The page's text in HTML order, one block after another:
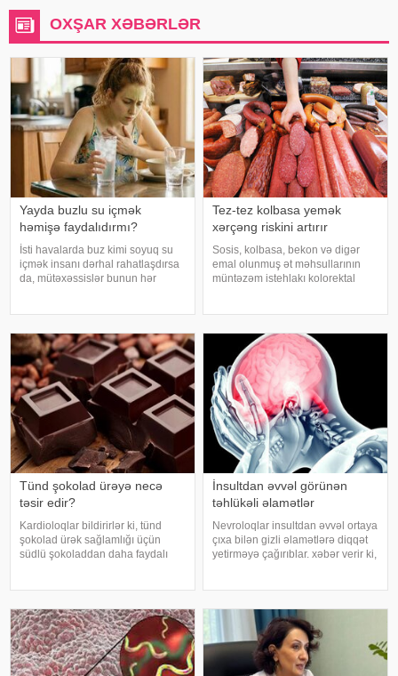
OXŞAR XƏBƏRLƏR
Yayda buzlu su içmək
həmişə faydalıdırmı?
İsti havalarda buz kimi soyuq su
içmək insanı dərhal rahatlaşdırsa
da, mütəxəssislər bunun hər
insanın kifayət qədə
Tez-tez kolbasa yemək
xərçəng riskini artırır
Sosis, kolbasa, bekon və digər
emal olunmuş ət məhsullarının
müntəzəm istehlakı kolorektal
Nazirliyinin Milli Kliniki
Endokrinologiy
Tünd şokolad ürəyə necə
təsir edir?
Kardioloqlar bildirirlər ki, tünd
şokolad ürək sağlamlığı üçün
südlü şokoladdan daha faydalı
maddələrdir. -a istinadən bildirir ki
İnsultdan əvvəl görünən
təhlükəli əlamətlər
Nevroloqlar insultdan əvvəl ortaya
çıxa bilən gizli əlamətlərə diqqət
yetirməyə çağırıblar. xəbər verir ki,
verə bilər. Lakin b